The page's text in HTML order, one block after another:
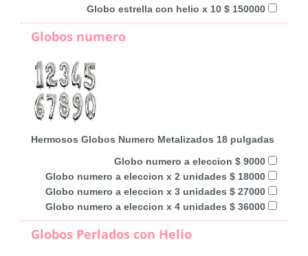
Globo estrella con helio x 10 $ 150000
Globos numero
Hermosos Globos Numero Metalizados 18 pulgadas
Globo numero a eleccion $ 9000
Globo numero a eleccion x 2 unidades $ 18000
Globo numero a eleccion x 3 unidades $ 27000
Globo numero a eleccion x 4 unidades $ 36000
Globos Perlados con Helio